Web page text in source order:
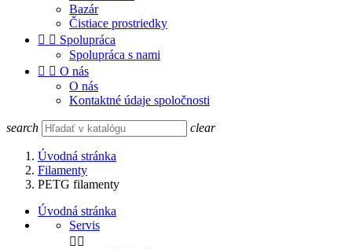
Bazár
Čistiace prostriedky
  Spolupráca
Spolupráca s nami
  O nás
O nás
Kontaktné údaje spoločnosti
search clear
Úvodná stránka
Filamenty
PETG filamenty
Úvodná stránka
Servis
 